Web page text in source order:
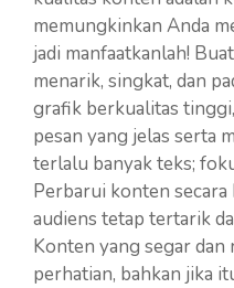
memungkinkan Anda
jadi manfaatkanlah!
menarik, singkat, dan
grafik berkualitas
pesan yang jelas serta
terlalu banyak teks;
Perbarui konten
audiens tetap tertarik
Konten yang segar
perhatian, bahkan jika